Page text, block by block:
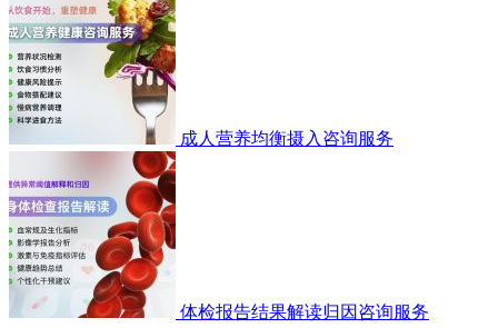
成人营养均衡摄入咨询服务
体检报告结果解读归因咨询服务